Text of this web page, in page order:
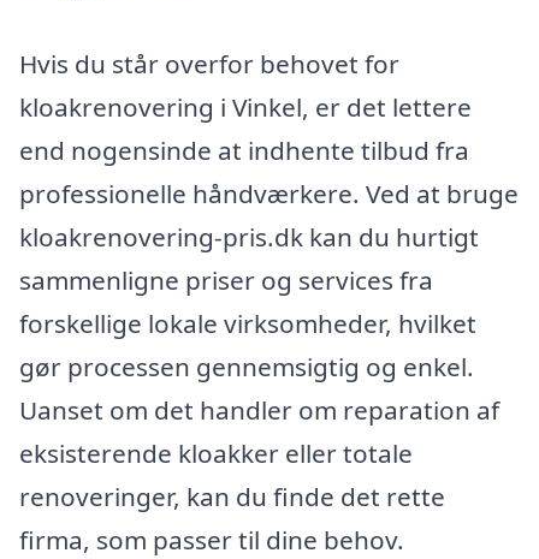
Hvis du står overfor behovet for
kloakrenovering i Vinkel, er det lettere
end nogensinde at indhente tilbud fra
professionelle håndværkere. Ved at bruge
kloakrenovering-pris.dk kan du hurtigt
sammenligne priser og services fra
forskellige lokale virksomheder, hvilket
gør processen gennemsigtig og enkel.
Uanset om det handler om reparation af
eksisterende kloakker eller totale
renoveringer, kan du finde det rette
firma, som passer til dine behov.